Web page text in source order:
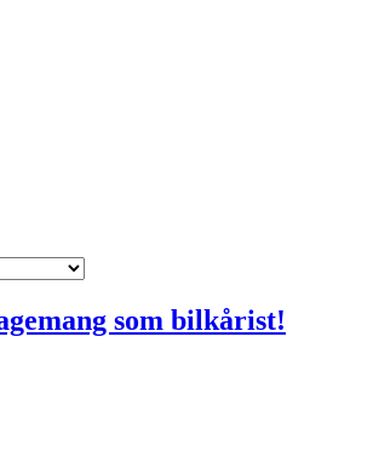
som bilkårist!